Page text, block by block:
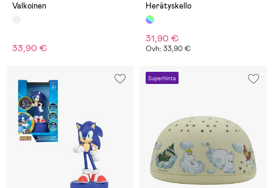
Valkoinen
33,90 €
Herätyskello
31,90 €
Ovh: 33,90 €
Superhinta